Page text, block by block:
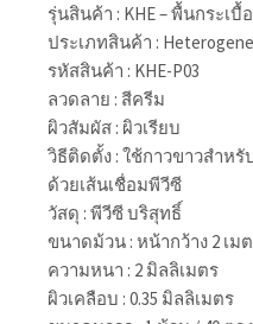
รุ่นสินค้า : KHE – พื้นกระเบื้
ประเภทสินค้า :
รหัสสินค้า : KHE-P03
ลวดลาย : สีครีม
ผิวสัมผัส : ผิวเรียบ
วิธีติดตั้ง : ใช้กาวขาวสำหรั
ด้วยเส้นเชื่อมพีวีซี
วัสดุ : พีวีซี บริสุทธิ์
ขนาดม้วน : หน้ากว้าง 2 เม
ความหนา : 2 มิลลิเมตร
ผิวเคลือบ : 0.35 มิลลิเมตร